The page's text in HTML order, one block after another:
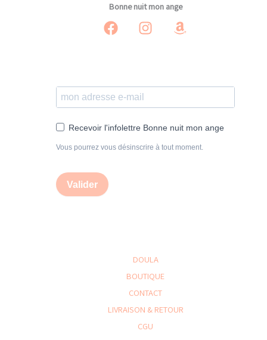
Bonne nuit mon ange
Recevoir l'infolettre Bonne nuit mon ange
Vous pourrez vous désinscrire à tout moment.
Valider
DOULA
BOUTIQUE
CONTACT
LIVRAISON & RETOUR
CGU